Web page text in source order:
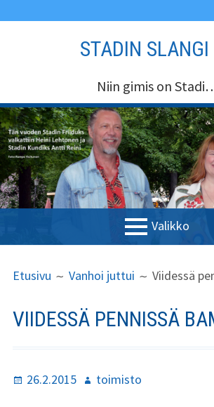
STADIN SLANGI
Niin gimis on
Valikko
VALIKKO
Stadin Slangi ry:n säännöt
Etusivu Vanhoi juttui Viidessä
VIIDESSÄ PENNISSÄ
Julkaistu
26.2.2015 Kirjoittaja
toimisto